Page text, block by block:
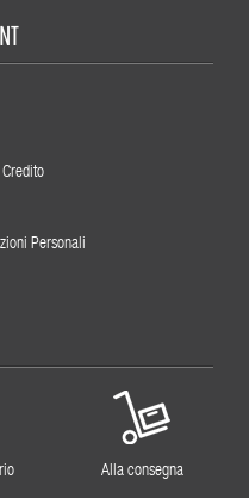
Personali
Alla consegna